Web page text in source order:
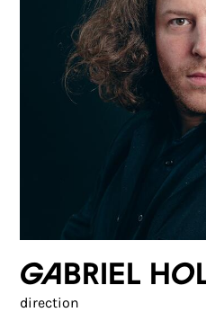
EN PRATIQUE
MÉDIAS
NOUS
Gabriel
direction